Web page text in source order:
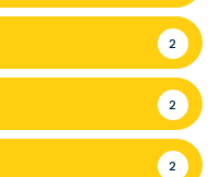
2
2
2